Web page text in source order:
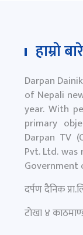
हाम्रो बारे
Darpan
of Nepali
year. With
primary
Darpan TV
Pvt. Ltd.
Government
दर्पण दैनिक
टाेखा ४